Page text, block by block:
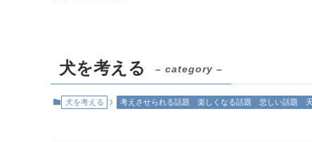
犬を考える – category –
犬を考える 考えさせられる話題 楽しくなる話題 悲しい話題